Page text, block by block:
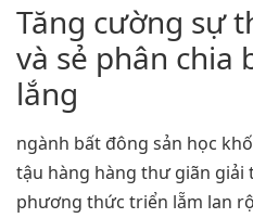
Tăng cường sự
và sẻ phân chia
lắng
ngành bất đông sản học
tậu hàng hàng thư giãn
phương thức triển lẵm lan